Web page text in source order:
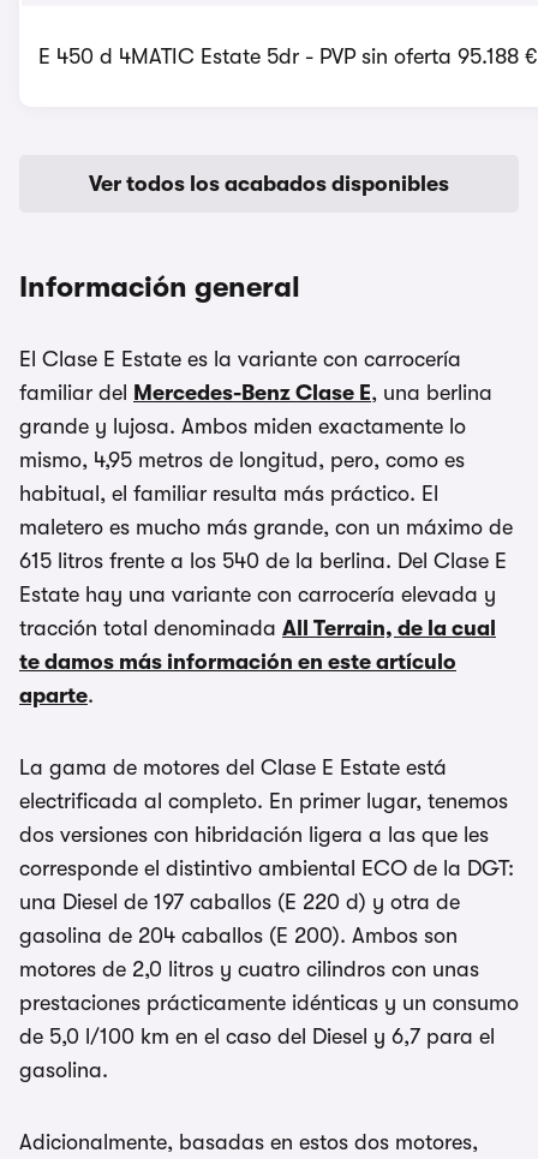
E 450 d 4MATIC Estate 5dr - PVP sin oferta 95.188 €
Ver todos los acabados disponibles
Información general
El Clase E Estate es la variante con carrocería
familiar del
Mercedes-Benz Clase E, una berlina
grande y lujosa. Ambos miden exactamente lo
mismo, 4,95 metros de longitud, pero, como es
habitual, el familiar resulta más práctico. El
maletero es mucho más grande, con un máximo de
615 litros frente a los 540 de la berlina. Del Clase E
Estate hay una variante con carrocería elevada y
tracción total denominada All Terrain, de la cual
te damos más información en este artículo
aparte.
La gama de motores del Clase E Estate está
electrificada al completo. En primer lugar, tenemos
dos versiones con hibridación ligera a las que les
corresponde el distintivo ambiental ECO de la DGT:
una Diesel de 197 caballos (E 220 d) y otra de
gasolina de 204 caballos (E 200). Ambos son
motores de 2,0 litros y cuatro cilindros con unas
prestaciones prácticamente idénticas y un consumo
de 5,0 l/100 km en el caso del Diesel y 6,7 para el
gasolina.
Adicionalmente, basadas en estos dos motores,